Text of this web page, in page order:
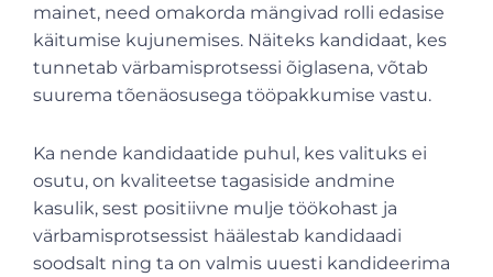
mainet, need omakorda mängivad rolli edasise
käitumise kujunemises. Näiteks kandidaat, kes
tunnetab värbamisprotsessi õiglasena, võtab
suurema tõenäosusega tööpakkumise vastu.
Ka nende kandidaatide puhul, kes valituks ei
osutu, on kvaliteetse tagasiside andmine
kasulik, sest positiivne mulje töökohast ja
värbamisprotsessist häälestab kandidaadi
soodsalt ning ta on valmis uuesti kandideerima